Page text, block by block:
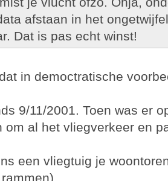
afstaan in het
Dat is pas echt winst!
in democtratische
9/11/2001. Toen was er
om al het vliegverkeer en
een vliegtuig je